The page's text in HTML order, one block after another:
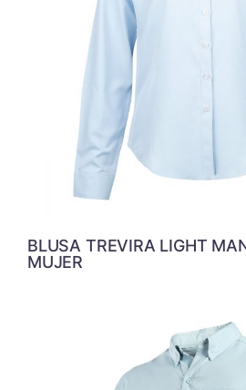
BLUSA TREVIRA LIGHT
MUJER